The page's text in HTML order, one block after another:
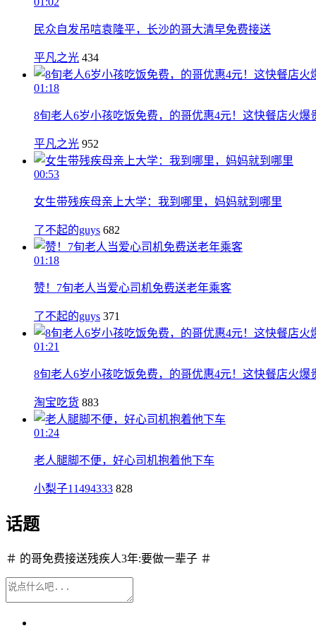
民众自发吊唁袁隆平，长沙的哥大清早免费接送
平凡之光 434
01:18
8旬老人6岁小孩吃饭免费，的哥优惠4元！这快餐店火爆
平凡之光 952
00:53
女生带残疾母亲上大学：我到哪里，妈妈就到哪里
了不起的guys 682
01:18
赞！7旬老人当爱心司机免费送老年乘客
了不起的guys 371
01:21
8旬老人6岁小孩吃饭免费，的哥优惠4元！这快餐店火爆
淘宝吃货 883
01:24
老人腿脚不便，好心司机抱着他下车
小梨子11494333 828
话题
＃ 的哥免费接送残疾人3年:要做一辈子 ＃